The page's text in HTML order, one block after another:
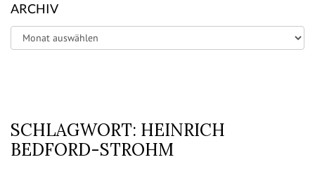
ARCHIV
Archiv
SCHLAGWORT: HEINRICH
BEDFORD-STROHM